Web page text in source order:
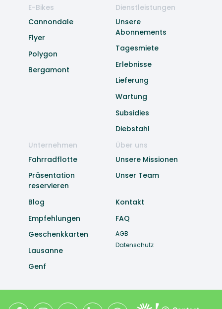
E-Bikes
Cannondale
Flyer
Polygon
Bergamont
Dienstleistungen
Unsere
Abonnements
Tagesmiete
Erlebnisse
Lieferung
Wartung
Subsidies
Diebstahl
Unternehmen
Fahrradflotte
Präsentation
reservieren
Über uns
Unsere Missionen
Unser Team
Blog
Empfehlungen
Geschenkkarten
Lausanne
Genf
Kontakt
FAQ
AGB
Datenschutz